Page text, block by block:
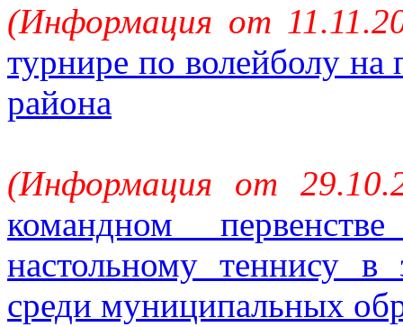
(Информация от
турнире по волейболу
района
(Информация от
командном
настольному теннису в
среди муниципальных